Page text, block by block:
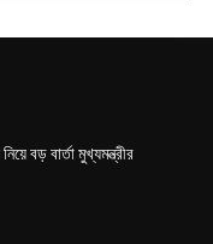
বড় বার্তা মুখ্যমন্ত্রীর